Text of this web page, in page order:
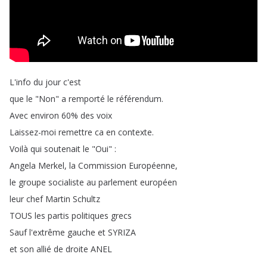
L'info du jour c'est
que le "Non" a remporté le référendum.
Avec environ 60% des voix
Laissez-moi remettre ca en contexte.
Voilà qui soutenait le "Oui" :
Angela Merkel, la Commission Européenne,
le groupe socialiste au parlement européen
leur chef Martin Schultz
TOUS les partis politiques grecs
Sauf l'extrême gauche et SYRIZA
et son allié de droite ANEL